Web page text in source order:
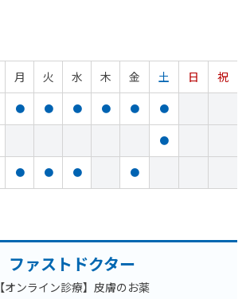
月 火 水 木 金 土 日
祝
● ● ● ● ● ●
●
● ● ● ●
ファストドクター
【オンライン診療】皮膚のお薬